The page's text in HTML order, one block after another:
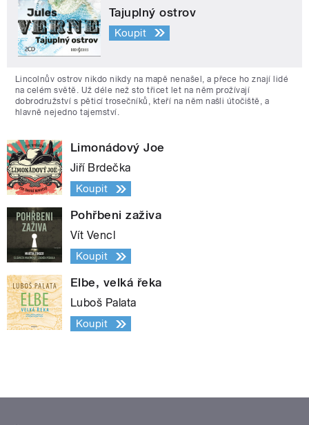
Tajuplný ostrov
Koupit
Lincolnův ostrov nikdo nikdy na mapě nenašel, a přece ho znají lidé
na celém světě. Už déle než sto třicet let na něm prožívají
dobrodružství s pěticí trosečníků, kteří na něm našli útočiště, a
hlavně nejedno tajemství.
Limonádový Joe
Jiří Brdečka
Koupit
Pohřbeni zaživa
Vít Vencl
Koupit
Elbe, velká řeka
Luboš Palata
Koupit